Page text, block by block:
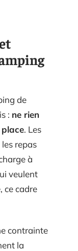
de
: ne rien
. Les
repas
à
veulent
ce cadre
contrainte
la